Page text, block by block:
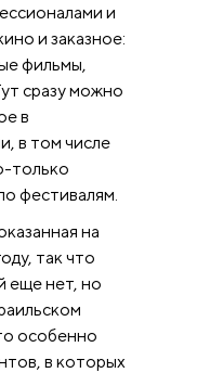
и
и заказное:
фильмы,
сразу можно
в
в том числе
только
фестивалям.
на
так что
еще нет, но
особенно
в которых